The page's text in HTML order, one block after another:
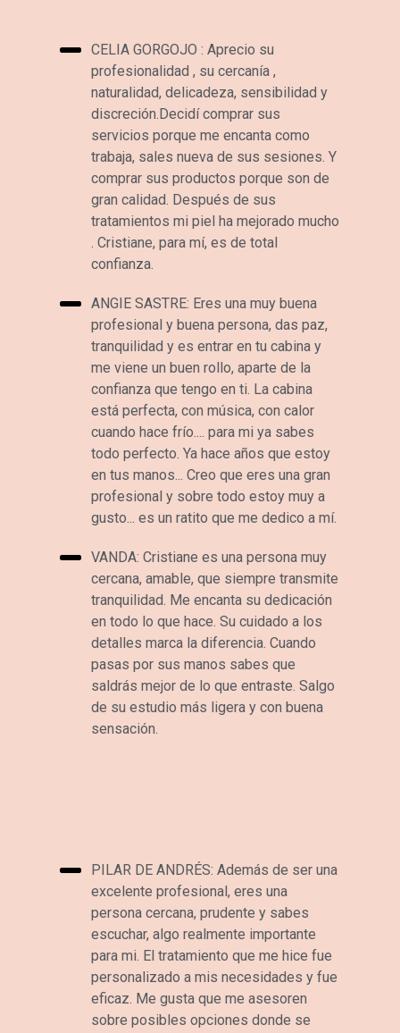
CELIA GORGOJO : Aprecio su
profesionalidad , su cercanía ,
naturalidad, delicadeza, sensibilidad y
discreción.Decidí comprar sus
servicios porque me encanta como
trabaja, sales nueva de sus sesiones. Y
comprar sus productos porque son de
gran calidad. Después de sus
tratamientos mi piel ha mejorado mucho
. Cristiane, para mí, es de total
confianza.
ANGIE SASTRE: Eres una muy buena
profesional y buena persona, das paz,
tranquilidad y es entrar en tu cabina y
me viene un buen rollo, aparte de la
confianza que tengo en ti. La cabina
está perfecta, con música, con calor
cuando hace frío.... para mi ya sabes
todo perfecto. Ya hace años que estoy
en tus manos... Creo que eres una gran
profesional y sobre todo estoy muy a
gusto... es un ratito que me dedico a mí.
VANDA: Cristiane es una persona muy
cercana, amable, que siempre transmite
tranquilidad. Me encanta su dedicación
en todo lo que hace. Su cuidado a los
detalles marca la diferencia. Cuando
pasas por sus manos sabes que
saldrás mejor de lo que entraste. Salgo
de su estudio más ligera y con buena
sensación.
PILAR DE ANDRÉS: Además de ser una
excelente profesional, eres una
persona cercana, prudente y sabes
escuchar, algo realmente importante
para mi. El tratamiento que me hice fue
personalizado a mis necesidades y fue
eficaz. Me gusta que me asesoren
sobre posibles opciones donde se